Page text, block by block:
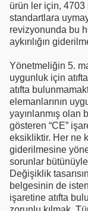
ürün ler için, 4703
standartlara
revizyonunda bu
aykırılığın
Yönetmeliğin 5.
uygunluk için
atıfta
elemanlarının
yayınlanmış olan
gösteren “CE”
eksikliktir. Her ne
giderilmesine
sorunlar
Değişiklik
belgesinin de
işaretine atıfta